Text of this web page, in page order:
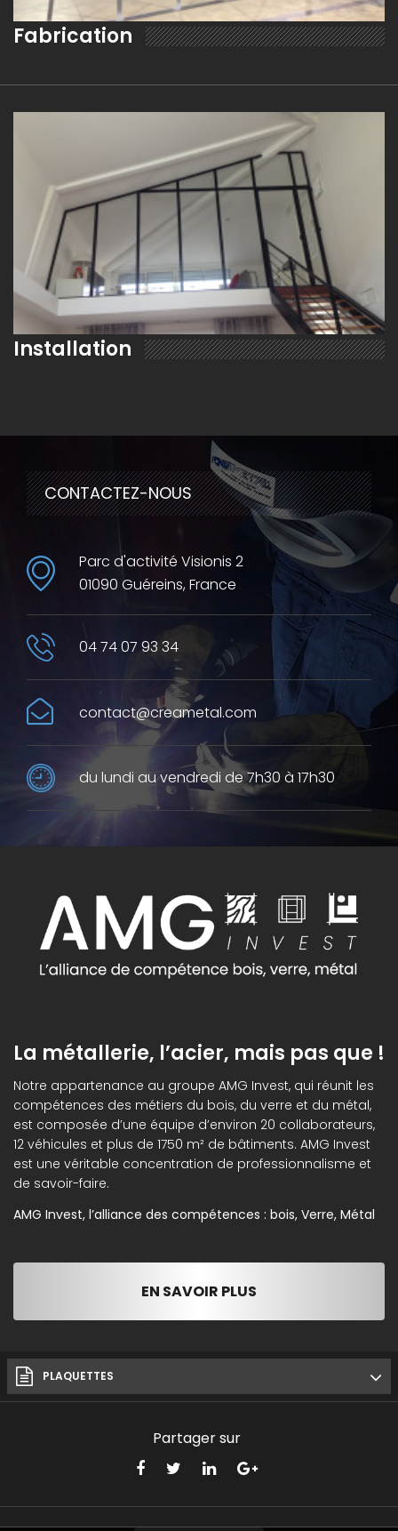
EN SAVOIR PLUS
Fabrication
EN SAVOIR PLUS
Installation
CONTACTEZ-NOUS
Parc d'activité Visionis 2
01090 Guéreins, France
04 74 07 93 34
contact@creametal.com
du lundi au vendredi de 7h30 à 17h30
La métallerie, l’acier, mais pas que !
Notre appartenance au groupe AMG Invest, qui réunit les
compétences des métiers du bois, du verre et du métal,
est composée d’une équipe d’environ 20 collaborateurs,
12 véhicules et plus de 1750 m² de bâtiments. AMG Invest
est une véritable concentration de professionnalisme et
de savoir-faire.
AMG Invest, l’alliance des compétences : bois, Verre, Métal
EN SAVOIR PLUS
PLAQUETTES
Partager sur